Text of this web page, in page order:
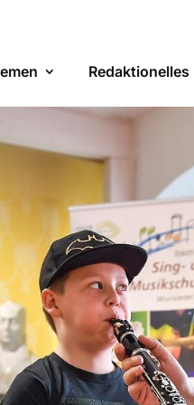
Redaktionelles